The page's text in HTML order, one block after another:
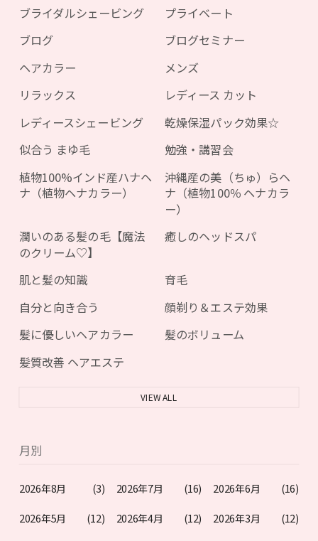
ブライダルシェービング
プライベート
ブログ
ブログセミナー
ヘアカラー
メンズ
リラックス
レディース カット
レディースシェービング
乾燥保湿パック効果☆
似合う まゆ毛
勉強・講習会
植物100%インド産ハナヘ
ナ（植物ヘナカラー）
沖縄産の美（ちゅ）らヘ
ナ（植物100％ ヘナカラ
ー）
潤いのある髪の毛【魔法
のクリーム♡】
癒しのヘッドスパ
肌と髪の知識
育毛
自分と向き合う
顔剃り＆エステ効果
髪に優しいヘアカラー
髪のボリューム
髪質改善 ヘアエステ
VIEW ALL
月別
2026年8月 (3) 2026年7月 (16) 2026年6月 (16)
2026年5月 (12) 2026年4月 (12) 2026年3月 (12)